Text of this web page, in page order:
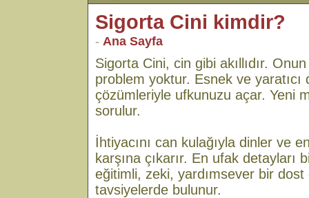
Sigorta Cini kimdir?
- Ana Sayfa
Sigorta Cini, cin gibi akıllıdır.
problem yoktur. Esnek ve yaratıcı
çözümleriyle ufkunuzu açar. Yeni
sorulur.
İhtiyacını can kulağıyla dinler ve
karşına çıkarır. En ufak detayları
eğitimli, zeki, yardımsever bir
tavsiyelerde bulunur.